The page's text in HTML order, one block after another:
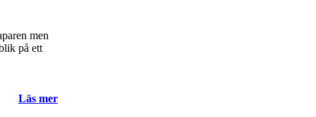
men
på ett
Läs mer